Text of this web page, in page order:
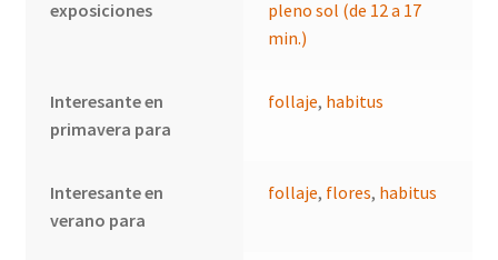
exposiciones
pleno sol (de 12 a 17
min.)
Interesante en
primavera para
follaje, habitus
Interesante en
verano para
follaje, flores, habitus